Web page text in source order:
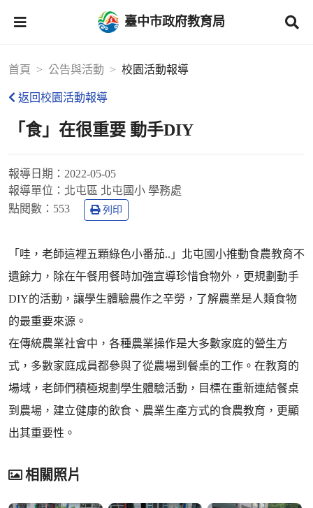
臺中市政府教育局
首頁 公告與活動 校園活動報導
返回校園活動報導
「食」在很重要 動手DIY
報導日期： 2022-05-05
報導單位： 北屯區 北屯國小 學務處
點閱數： 553 列印
「哇，老師這裡五顆綠色小番茄..」北屯國小推動食農教育不
遺餘力，除在午餐用餐時加強宣導珍惜食物外，更規劃動手
DIY的活動，讓學生體驗農作之辛勞，了解農業是人類食物
的最重要來源。
在傳統農業社會中，各種農業操作是大多數家庭的營生方
式，多數家庭成員都參與了從農場到餐桌的工作。在教育的
場域，老師們積極規劃學生體驗活動，目標在重新連結餐桌
到農場，建立健康的飲食、農業生產方式的食農教育，更顯
出其重要性。
相關照片